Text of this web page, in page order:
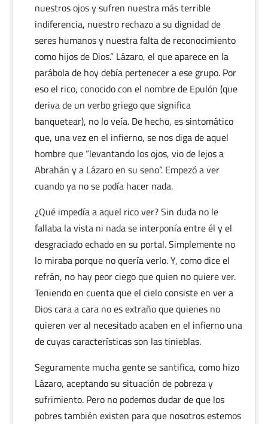
nuestros ojos y sufren nuestra más terrible
indiferencia, nuestro rechazo a su dignidad de
seres humanos y nuestra falta de reconocimiento
como hijos de Dios.” Lázaro, el que aparece en la
parábola de hoy debía pertenecer a ese grupo. Por
eso el rico, conocido con el nombre de Epulón (que
deriva de un verbo griego que significa
banquetear), no lo veía. De hecho, es sintomático
que, una vez en el infierno, se nos diga de aquel
hombre que “levantando los ojos, vio de lejos a
Abrahán y a Lázaro en su seno”. Empezó a ver
cuando ya no se podía hacer nada.
¿Qué impedía a aquel rico ver? Sin duda no le
fallaba la vista ni nada se interponía entre él y el
desgraciado echado en su portal. Simplemente no
lo miraba porque no quería verlo. Y, como dice el
refrán, no hay peor ciego que quien no quiere ver.
Teniendo en cuenta que el cielo consiste en ver a
Dios cara a cara no es extraño que quienes no
quieren ver al necesitado acaben en el infierno una
de cuyas características son las tinieblas.
Seguramente mucha gente se santifica, como hizo
Lázaro, aceptando su situación de pobreza y
sufrimiento. Pero no podemos dudar de que los
pobres también existen para que nosotros estemos